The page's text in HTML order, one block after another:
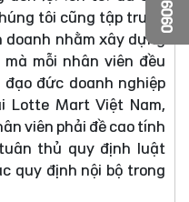
tôi cũng tập trung
doanh nhằm xây dựng
mỗi nhân viên đều
đức doanh nghiệp
Lotte Mart Việt Nam,
viên phải đề cao tính
thủ quy định luật
quy định nội bộ trong